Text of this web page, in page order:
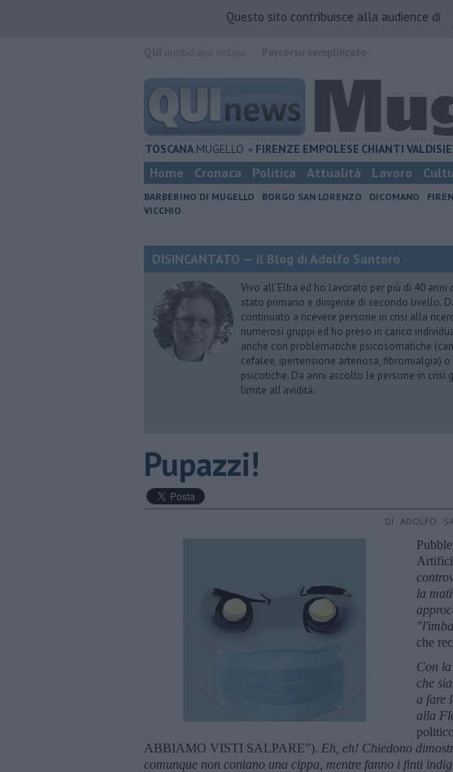
Questo sito contribuisce alla audience di
TOSCANA MUGELLO FIRENZE EMPOLESE CHIANTI
Home Cronaca Politica Attualità Lavoro
BARBERINO DI MUGELLO BORGO SAN LORENZO DICOMANO
VICCHIO
DISINCANTATO — il Blog di Adolfo Santoro
Vivo all’Elba ed ho lavorato per più di 40
stato primario e dirigente di secondo livello.
continuato a ricevere persone in crisi alla
numerosi gruppi ed ho preso in carico
anche con problematiche psicosomatiche
cefalee, ipertensione arteriosa, fibromialgia)
psicotiche. Da anni ascolto le persone in crisi
limite all’avidità.
​Pupazzi!
DI ADOLFO
la
che
Con
che
a fare
alla
ABBIAMO VISTI SALPARE”). Eh, eh! Chiedono
comunque non contano una cippa, mentre fanno i finti